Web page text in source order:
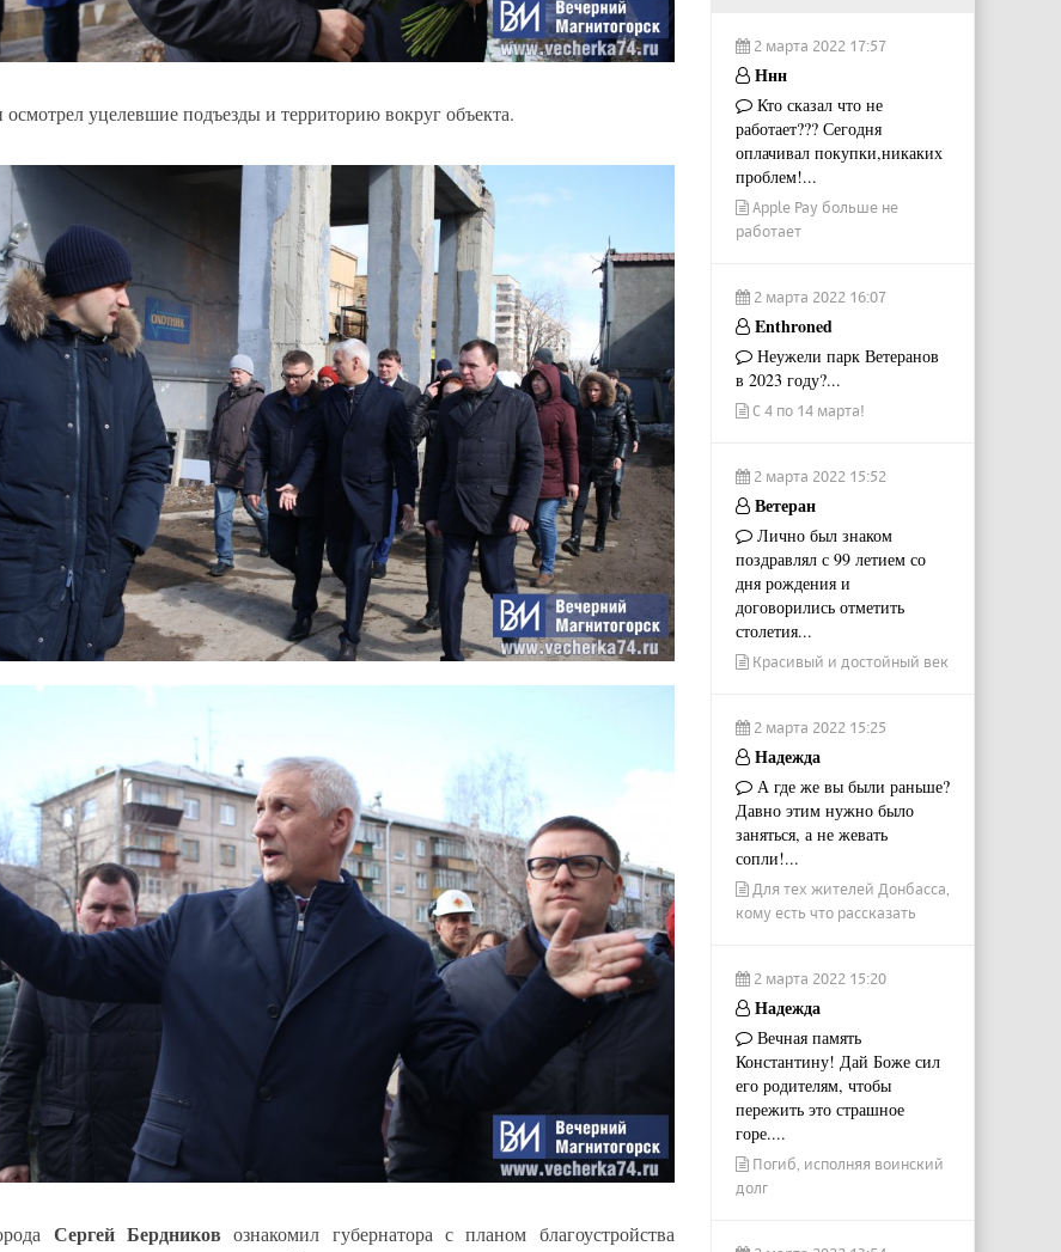
уцелевшие подъезды и территорию вокруг объекта.
Сергей Бердников ознакомил губернатора с планом благоустройства
2 марта 2022 17:57
Ннн
Кто сказал что не
работает??? Сегодня
оплачивал покупки,никаких
проблем!...
Apple Pay больше не
работает
2 марта 2022 16:07
Enthroned
Неужели парк Ветеранов
в 2023 году?...
С 4 по 14 марта!
2 марта 2022 15:52
Ветеран
Лично был знаком
поздравлял с 99 летием со
дня рождения и
договорились отметить
столетия...
Красивый и достойный век
2 марта 2022 15:25
Надежда
А где же вы были раньше?
Давно этим нужно было
заняться, а не жевать
сопли!...
Для тех жителей Донбасса,
кому есть что рассказать
2 марта 2022 15:20
Надежда
Вечная память
Константину! Дай Боже сил
его родителям, чтобы
пережить это страшное
горе....
Погиб, исполняя воинский
долг